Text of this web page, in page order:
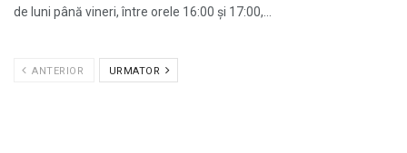
de luni până vineri, între orele 16:00 și 17:00,...
ANTERIOR URMATOR